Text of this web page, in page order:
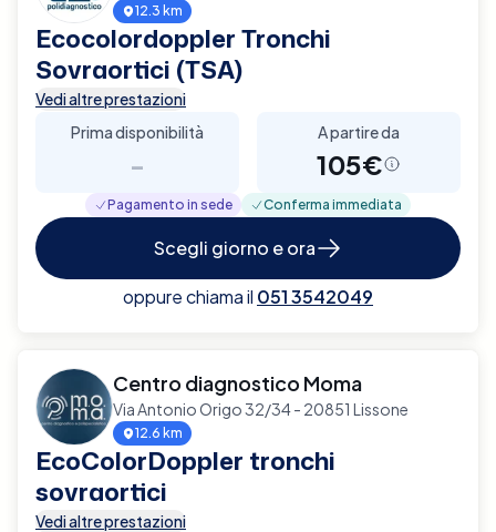
12.3 km
Ecocolordoppler Tronchi
Sovraortici (TSA)
Vedi altre prestazioni
Prima disponibilità
-
A partire da
105€
Pagamento in sede Conferma immediata
Scegli giorno e ora
oppure chiama il 051 3542049
Centro diagnostico Moma
Via Antonio Origo 32/34 - 20851 Lissone
12.6 km
EcoColorDoppler tronchi
sovraortici
Vedi altre prestazioni